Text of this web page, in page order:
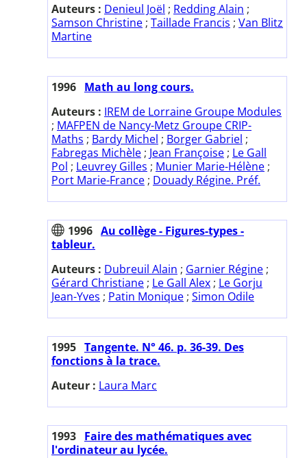
Auteurs : Denieul Joël ; Redding Alain ;
Samson Christine ; Taillade Francis ; Van Blitz
Martine
1996 Math au long cours.
Auteurs : IREM de Lorraine Groupe Modules
; MAFPEN de Nancy-Metz Groupe CRIP-
Maths ; Bardy Michel ; Borger Gabriel ;
Fabregas Michèle ; Jean Françoise ; Le Gall
Pol ; Leuvrey Gilles ; Munier Marie-Hélène ;
Port Marie-France ; Douady Régine. Préf.
1996 Au collège - Figures-types -
tableur.
Auteurs : Dubreuil Alain ; Garnier Régine ;
Gérard Christiane ; Le Gall Alex ; Le Gorju
Jean-Yves ; Patin Monique ; Simon Odile
1995 Tangente. N° 46. p. 36-39. Des
fonctions à la trace.
Auteur : Laura Marc
1993 Faire des mathématiques avec
l'ordinateur au lycée.